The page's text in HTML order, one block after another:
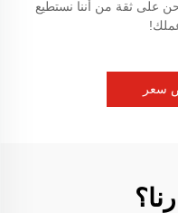
على ثقة من أننا نستطيع
سعر